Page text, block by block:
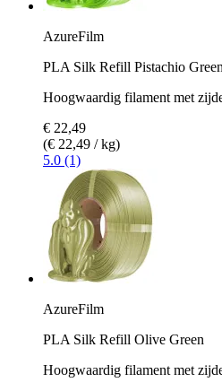
AzureFilm
PLA Silk Refill Pistachio Green
Hoogwaardig filament met
€ 22,49
(€ 22,49 / kg)
5.0 (1)
AzureFilm
PLA Silk Refill Olive Green
Hoogwaardig filament met